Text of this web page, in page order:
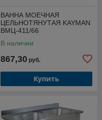
ВАННА МОЕЧНАЯ
ЦЕЛЬНОТЯНУТАЯ KAYMAN
ВМЦ-411/66
В наличии
867,30 руб.
Купить